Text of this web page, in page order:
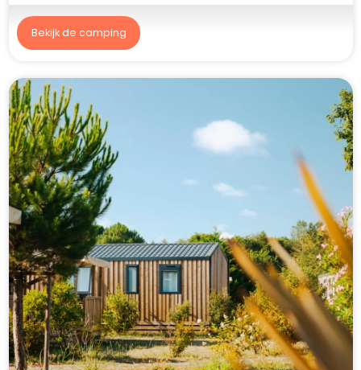
Bekijk de camping